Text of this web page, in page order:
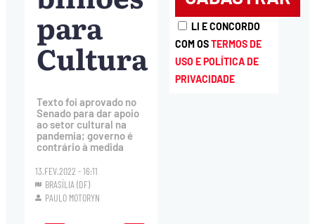
para
Cultura
Texto foi aprovado no
Senado para dar apoio
ao setor cultural na
pandemia; governo é
contrário à medida
13.FEV.2022 - 16:11
BRASÍLIA (DF)
PAULO MOTORYN
LI E CONCORDO
COM OSTERMOS DE
USO E POLÍTICA DE
PRIVACIDADE